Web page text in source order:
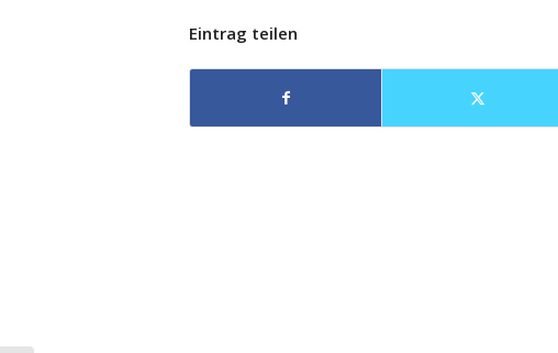
Eintrag teilen